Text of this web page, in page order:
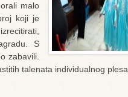
malo
koji je
S
zabavili.
talenata individualnog plesa.